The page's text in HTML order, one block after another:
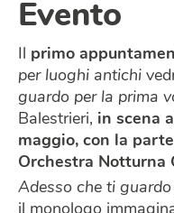
Evento
Il primo
per luoghi antichi
guardo per la prima
Balestrieri, in scena
maggio, con la
Orchestra Notturna
Adesso che ti
il monologo